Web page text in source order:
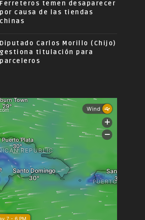
Ferreteros temen desaparecer
por causa de las tiendas
chinas
Diputado Carlos Morillo (Chijo)
gestiona titulación para
parceleros